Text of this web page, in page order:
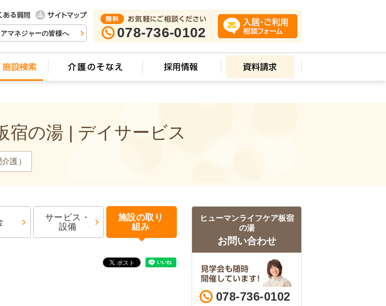
マネジャーの皆様へ 078-736-0102
宿の湯 | デイサービス
護）
サービス・
設備
施設の取り
組み
ヒューマンライフケア板宿
の湯
お問い合わせ
078-736-0102